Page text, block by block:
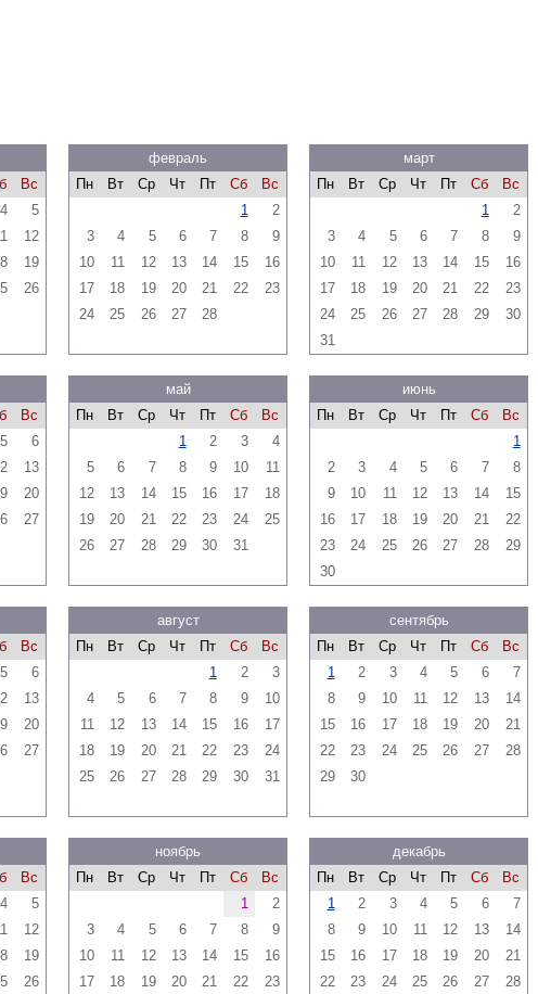
Вс
4
5
12
19
26
февраль
Пн
Вт Ср Чт Пт Сб
Вс
1
2
3
4 5 6 7 8
9
10
11 12 13 14 15
16
17
18 19 20 21 22
23
24
25 26 27 28
март
Пн
Вт Ср Чт Пт Сб
Вс
1
2
3
4 5 6 7 8
9
10
11 12 13 14 15
16
17
18 19 20 21 22
23
24
25 26 27 28 29
30
31
Вс
5
6
13
20
27
май
Пн
Вт Ср Чт Пт Сб
Вс
1
2 3
4
5
6 7 8 9 10
11
12
13 14 15 16 17
18
19
20 21 22 23 24
25
26
27 28 29 30 31
июнь
Пн
Вт Ср Чт Пт Сб
Вс
1
2
3 4 5 6 7
8
9
10 11 12 13 14
15
16
17 18 19 20 21
22
23
24 25 26 27 28
29
30
Вс
5
6
13
20
27
август
Пн
Вт Ср Чт Пт Сб
Вс
1
2
3
4
5 6 7 8 9
10
11
12 13 14 15 16
17
18
19 20 21 22 23
24
25
26 27 28 29 30 31
сентябрь
Пн
Вт Ср Чт Пт Сб
Вс
1
2 3 4 5 6
7
8
9 10 11 12 13
14
15
16 17 18 19 20
21
22
23 24 25 26 27
28
29
30
Вс
4
5
12
19
26
ноябрь
Пн
Вт Ср Чт Пт Сб
Вс
1
2
3
4 5 6 7 8
9
10
11 12 13 14 15
16
17
18 19 20 21 22
23
декабрь
Пн
Вт Ср Чт Пт Сб
Вс
1
2 3 4 5 6
7
8
9 10 11 12 13
14
15
16 17 18 19 20
21
22
23 24 25 26 27
28